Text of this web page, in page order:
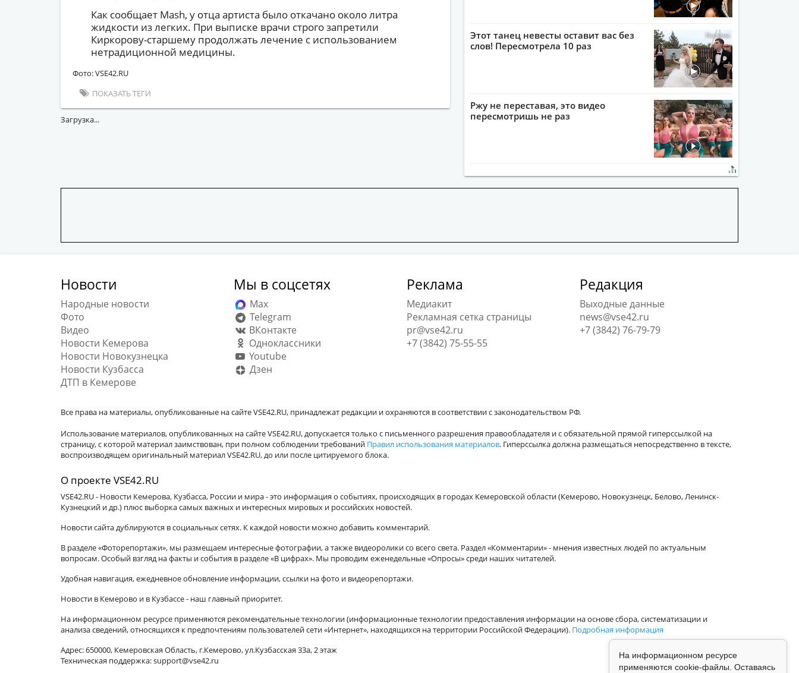
Как сообщает Mash, у отца артиста было откачано около литра
жидкости из легких. При выписке врачи строго запретили
Киркорову-старшему продолжать лечение с использованием
нетрадиционной медицины.
Фото: VSE42.RU
ПОКАЗАТЬ ТЕГИ
Загрузка...
Этот танец невесты оставит вас без
слов! Пересмотрела 10 раз
Ржу не переставая, это видео
пересмотришь не раз
Новости
Народные новости
Фото
Видео
Новости Кемерова
Новости Новокузнецка
Новости Кузбасса
ДТП в Кемерове
Мы в соцсетях
Max
Telegram
ВКонтакте
Одноклассники
Youtube
Дзен
Реклама
Медиакит
Рекламная сетка страницы
pr@vse42.ru
+7 (3842) 75-55-55
Редакция
Выходные данные
news@vse42.ru
+7 (3842) 76-79-79
Все права на материалы, опубликованные на сайте VSE42.RU, принадлежат редакции и охраняются в соответствии с законодательством РФ.
Использование материалов, опубликованных на сайте VSE42.RU, допускается только с письменного разрешения правообладателя и с обязательной прямой гиперссылкой на
страницу, с которой материал заимствован, при полном соблюдении требований Правил использования материалов. Гиперссылка должна размещаться непосредственно в тексте,
воспроизводящем оригинальный материал VSE42.RU, до или после цитируемого блока.
О проекте VSE42.RU
VSE42.RU - Новости Кемерова, Кузбасса, России и мира - это информация о событиях, происходящих в городах Кемеровской области (Кемерово, Новокузнецк, Белово, Ленинск-
Кузнецкий и др.) плюс выборка самых важных и интересных мировых и российских новостей.
Новости сайта дублируются в социальных сетях. К каждой новости можно добавить комментарий.
В разделе «Фоторепортажи», мы размещаем интересные фотографии, а также видеоролики со всего света. Раздел «Комментарии» - мнения известных людей по актуальным
вопросам. Особый взгляд на факты и события в разделе «В цифрах». Мы проводим еженедельные «Опросы» среди наших читателей.
Удобная навигация, ежедневное обновление информации, ссылки на фото и видеорепортажи.
Новости в Кемерово и в Кузбассе - наш главный приоритет.
На информационном ресурсе применяются рекомендательные технологии (информационные технологии предоставления информации на основе сбора, систематизации и
анализа сведений, относящихся к предпочтениям пользователей сети «Интернет», находящихся на территории Российской Федерации). Подробная информация
Адрес: 650000, Кемеровская Область, г.Кемерово, ул.Кузбасская 33а, 2 этаж
Техническая поддержка: support@vse42.ru
На информационном ресурсе
применяются cookie-файлы. Оставаясь